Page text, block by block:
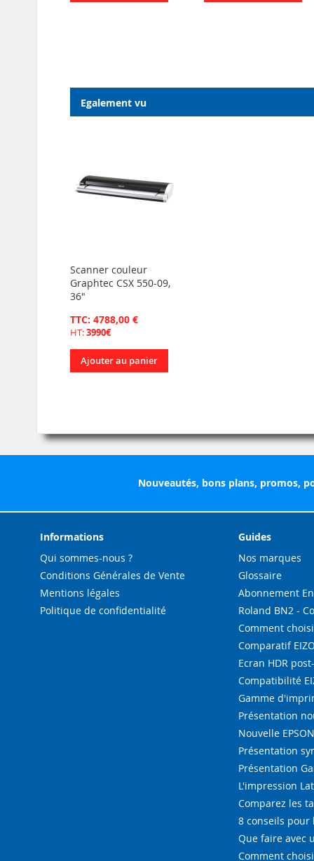
Egalement vu
Scanner couleur
Graphtec CSX 550-09,
36"
TTC: 4788,00 €
HT:3990€
Ajouter au panier
Nouveautés, bons plans, promos,
Informations
Qui sommes-nous ?
Conditions Générales de Vente
Mentions légales
Politique de confidentialité
Guides
Nos marques
Glossaire
Abonnement
Roland BN2 -
Comment
Comparatif EIZO
Ecran HDR
Compatibilité
Gamme
Présentation
Nouvelle
Présentation
Présentation
L'impression
Comparez les
8 conseils pour
Que faire avec
Comment